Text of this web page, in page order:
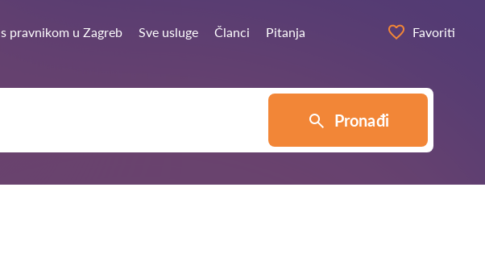
pravnikom u Zagreb Sve usluge Članci Pitanja Favoriti
Pronađi